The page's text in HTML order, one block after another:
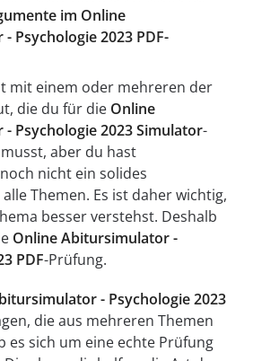
im Online
Psychologie 2023 PDF-
mit einem oder mehreren der
die du für die Online
Psychologie 2023 Simulator-
aber du hast
nicht ein solides
Themen. Es ist daher wichtig,
besser verstehst. Deshalb
Online Abitursimulator -
PDF-Prüfung.
- Psychologie 2023
die aus mehreren Themen
es sich um eine echte Prüfung